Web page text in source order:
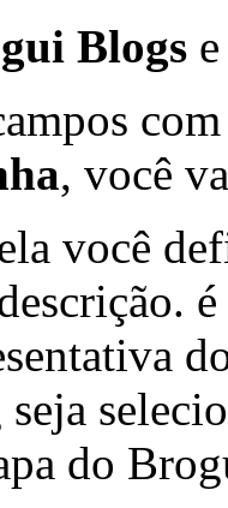
Blogs
, você
você
do